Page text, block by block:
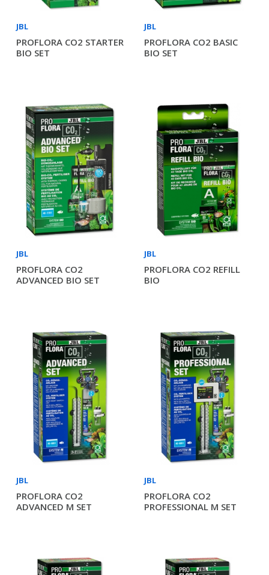
JBL
PROFLORA CO2 STARTER
BIO SET
JBL
PROFLORA CO2 BASIC
BIO SET
JBL
PROFLORA CO2
ADVANCED BIO SET
JBL
PROFLORA CO2 REFILL
BIO
JBL
PROFLORA CO2
ADVANCED M SET
JBL
PROFLORA CO2
PROFESSIONAL M SET